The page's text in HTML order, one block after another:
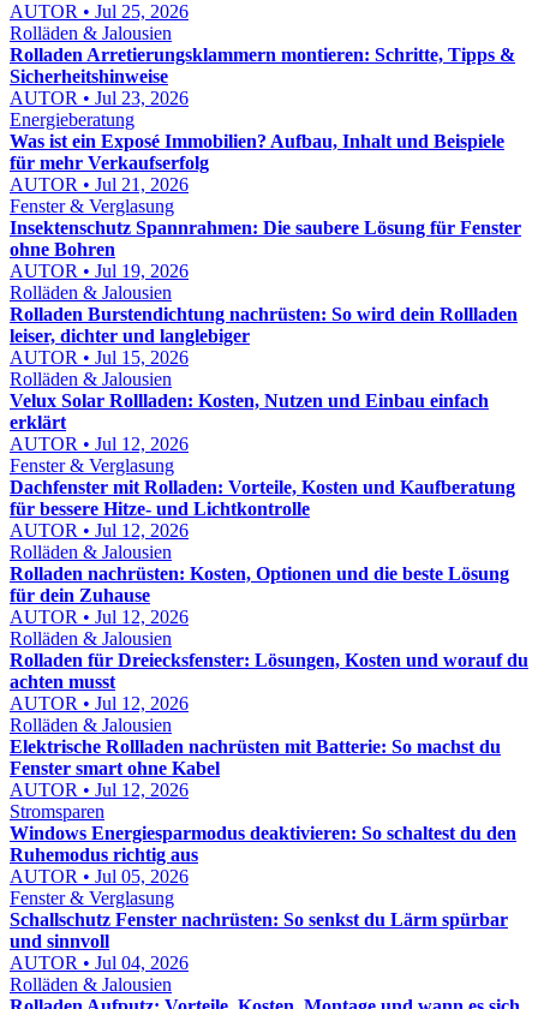
AUTOR • Jul 25, 2026
Rolläden & Jalousien
Rolladen Arretierungsklammern montieren: Schritte, Tipps &
Sicherheitshinweise
AUTOR • Jul 23, 2026
Energieberatung
Was ist ein Exposé Immobilien? Aufbau, Inhalt und Beispiele
für mehr Verkaufserfolg
AUTOR • Jul 21, 2026
Fenster & Verglasung
Insektenschutz Spannrahmen: Die saubere Lösung für Fenster
ohne Bohren
AUTOR • Jul 19, 2026
Rolläden & Jalousien
Rolladen Burstendichtung nachrüsten: So wird dein Rollladen
leiser, dichter und langlebiger
AUTOR • Jul 15, 2026
Rolläden & Jalousien
Velux Solar Rollladen: Kosten, Nutzen und Einbau einfach
erklärt
AUTOR • Jul 12, 2026
Fenster & Verglasung
Dachfenster mit Rolladen: Vorteile, Kosten und Kaufberatung
für bessere Hitze- und Lichtkontrolle
AUTOR • Jul 12, 2026
Rolläden & Jalousien
Rolladen nachrüsten: Kosten, Optionen und die beste Lösung
für dein Zuhause
AUTOR • Jul 12, 2026
Rolläden & Jalousien
Rolladen für Dreiecksfenster: Lösungen, Kosten und worauf du
achten musst
AUTOR • Jul 12, 2026
Rolläden & Jalousien
Elektrische Rollladen nachrüsten mit Batterie: So machst du
Fenster smart ohne Kabel
AUTOR • Jul 12, 2026
Stromsparen
Windows Energiesparmodus deaktivieren: So schaltest du den
Ruhemodus richtig aus
AUTOR • Jul 05, 2026
Fenster & Verglasung
Schallschutz Fenster nachrüsten: So senkst du Lärm spürbar
und sinnvoll
AUTOR • Jul 04, 2026
Rolläden & Jalousien